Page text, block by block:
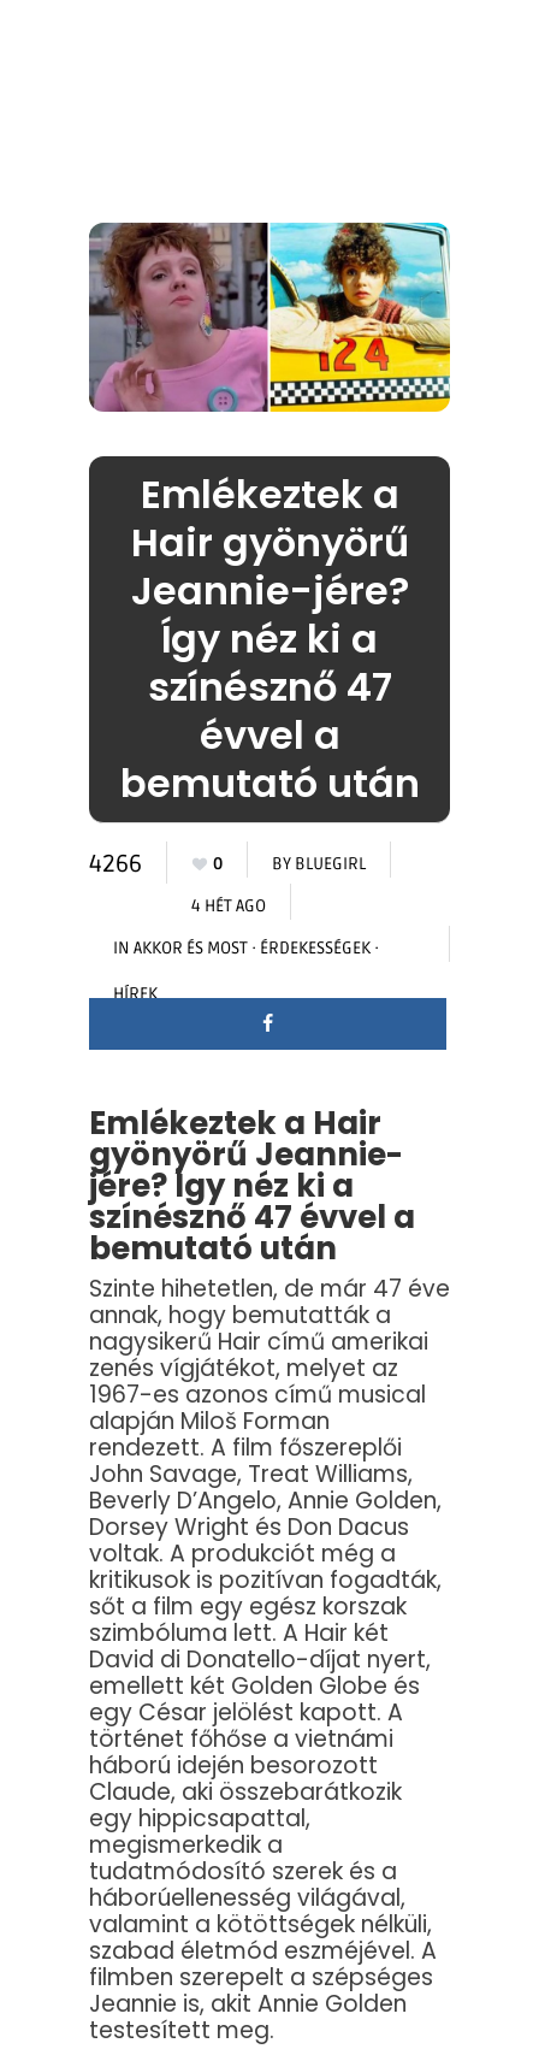
Emlékeztek a
Hair gyönyörű
Jeannie-jére?
Így néz ki a
színésznő 47
évvel a
bemutató után
4266 0 BY BLUEGIRL
4 HÉT AGO
IN AKKOR ÉS MOST · ÉRDEKESSÉGEK ·
HÍREK
Emlékeztek a Hair
gyönyörű Jeannie-
jére? Így néz ki a
színésznő 47 évvel a
bemutató után
Szinte hihetetlen, de már 47 éve
annak, hogy bemutatták a
nagysikerű Hair című amerikai
zenés vígjátékot, melyet az
1967-es azonos című musical
alapján Miloš Forman
rendezett. A film főszereplői
John Savage, Treat Williams,
Beverly D’Angelo, Annie Golden,
Dorsey Wright és Don Dacus
voltak. A produkciót még a
kritikusok is pozitívan fogadták,
sőt a film egy egész korszak
szimbóluma lett. A Hair két
David di Donatello-díjat nyert,
emellett két Golden Globe és
egy César jelölést kapott. A
történet főhőse a vietnámi
háború idején besorozott
Claude, aki összebarátkozik
egy hippicsapattal,
megismerkedik a
tudatmódosító szerek és a
háborúellenesség világával,
valamint a kötöttségek nélküli,
szabad életmód eszméjével. A
filmben szerepelt a szépséges
Jeannie is, akit Annie Golden
testesített meg.